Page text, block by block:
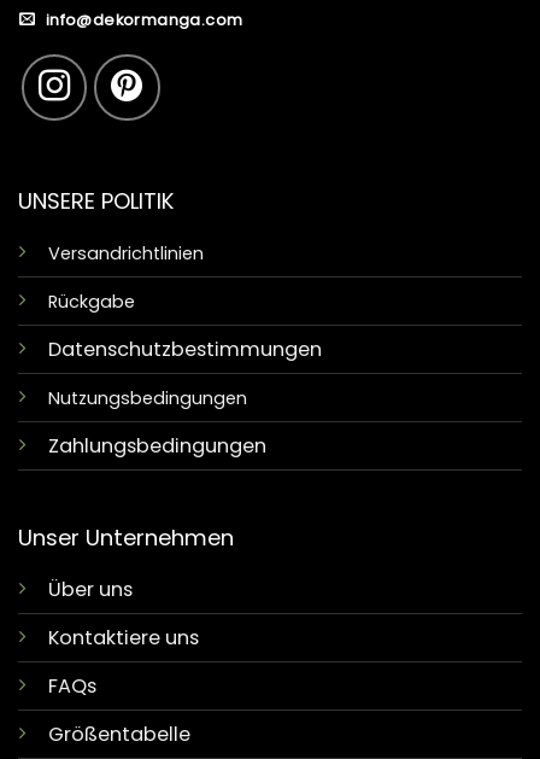
info@dekormanga.com
UNSERE POLITIK
Versandrichtlinien
Rückgabe
Datenschutzbestimmungen
Nutzungsbedingungen
Zahlungsbedingungen
Unser Unternehmen
Über uns
Kontaktiere uns
FAQs
Größentabelle